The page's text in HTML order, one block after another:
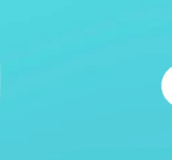
felhasználói fiókkal lehet
hogy létező emberek
részt, és ezért nem lehet
címmel regisztrálni.